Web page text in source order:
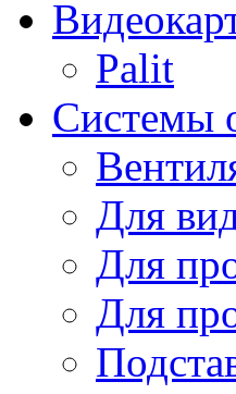
Palit
Системы
Для
Для
Для